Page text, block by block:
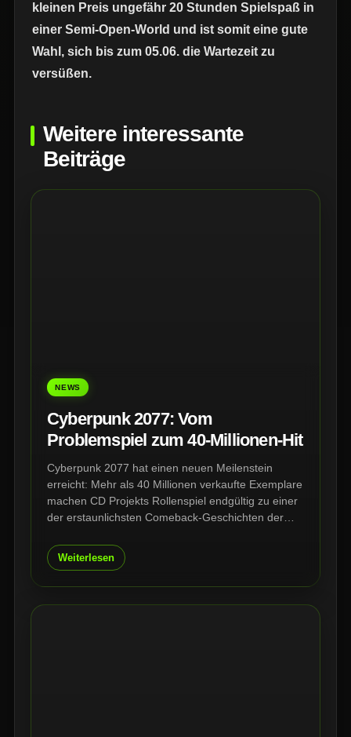
kleinen Preis ungefähr 20 Stunden Spielspaß in
einer Semi-Open-World und ist somit eine gute
Wahl, sich bis zum 05.06. die Wartezeit zu
versüßen.
Weitere interessante
Beiträge
NEWS
Cyberpunk 2077: Vom
Problemspiel zum 40-Millionen-Hit
Cyberpunk 2077 hat einen neuen Meilenstein
erreicht: Mehr als 40 Millionen verkaufte Exemplare
machen CD Projekts Rollenspiel endgültig zu einer
der erstaunlichsten Comeback-Geschichten der
Phantom Liberty und Edgerunners steht Night City
heute stärker da als je zuvor.
Weiterlesen